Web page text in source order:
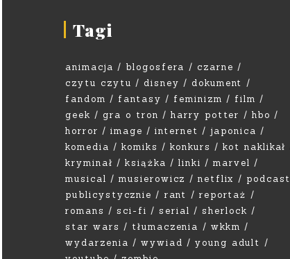
Tagi
animacja blogosfera
czarne
czytu czytu
disney
dokument
fandom
fantasy feminizm
film
geek
gra o tron harry potter
hbo
horror
image internet
japonica
komedia
komiks konkurs
kot naklikał
kryminał
książka linki
marvel
musical
musierowicz netflix
podcast
publicystycznie
rant
reportaż
romans
sci-fi serial
sherlock
star wars
tłumaczenia
wkkm
wydarzenia
wywiad
young adult